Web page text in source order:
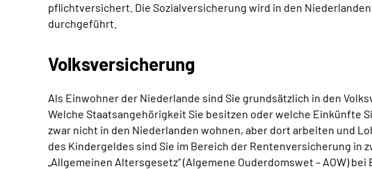
pflichtversichert. Die Sozialversicherung wird in den
durchgeführt.
Volksversicherung
Als Einwohner der Niederlande sind Sie grundsätzlich in den
Welche Staatsangehörigkeit Sie besitzen oder welche Einkünfte
zwar nicht in den Niederlanden wohnen, aber dort arbeiten und
des Kindergeldes sind Sie im Bereich der Rentenversicherung in
„Allgemeinen Altersgesetz“ (Algemene Ouderdomswet – AOW)